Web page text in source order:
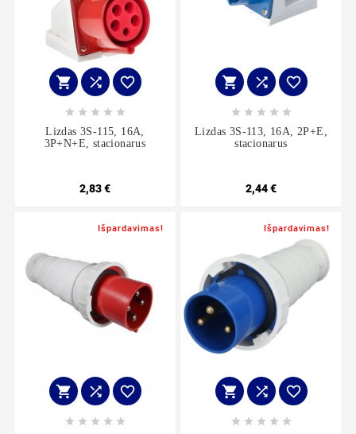
  
    
Lizdas 3S-115, 16A,
3P+N+E, stacionarus
2,83 €
  
    
Lizdas 3S-113, 16A, 2P+E,
stacionarus
2,44 €
Išpardavimas!
  
    
Išpardavimas!
  
    